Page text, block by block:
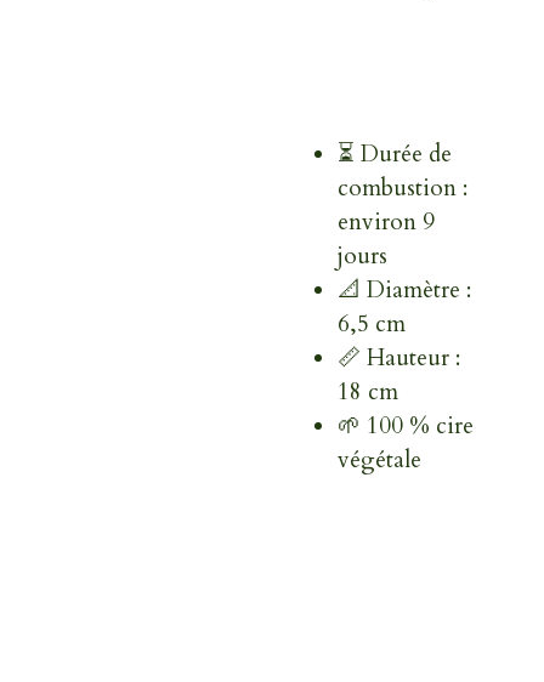
⏳ Durée de
combustion :
environ 9
jours
📐 Diamètre :
6,5 cm
📏 Hauteur :
18 cm
🌱 100 % cire
végétale